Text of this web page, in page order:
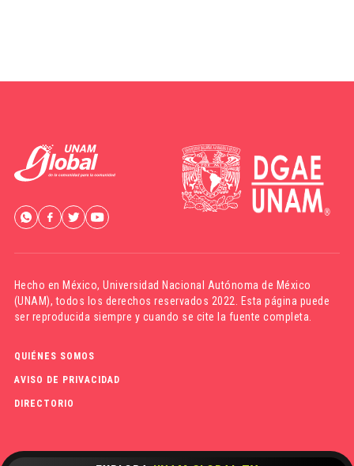
Hecho en México,Universidad Nacional Autónoma de México
(UNAM), todos los derechos reservados 2022. Esta página puede
ser reproducida siempre y cuando se cite la fuente completa.
QUIÉNES SOMOS
AVISO DE PRIVACIDAD
DIRECTORIO